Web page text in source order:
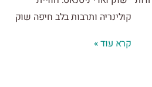
קולינריה ותרבות בלב חיפה שוק
קרא עוד »